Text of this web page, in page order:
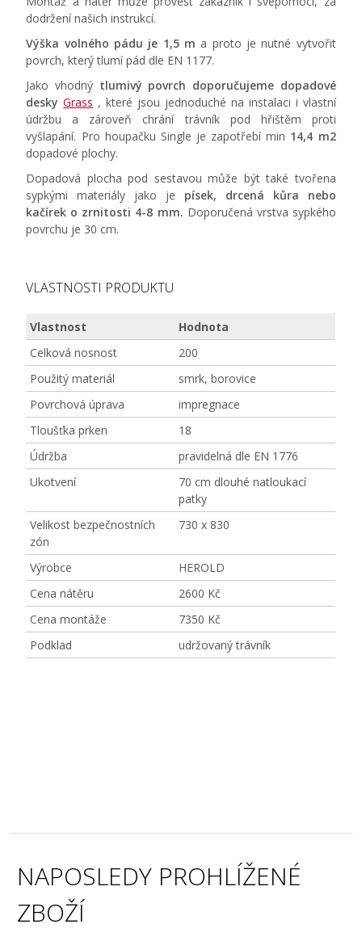
dodržení našich instrukcí.
Výška volného pádu je 1,5 m a proto je nutné vytvořit
povrch, který tlumí pád dle EN 1177.
Jako vhodný tlumivý povrch doporučujeme dopadové
desky Grass , které jsou jednoduché na instalaci i vlastní
údržbu a zároveň chrání trávník pod hřištěm proti
vyšlapání. Pro houpačku Single je zapotřebí min 14,4 m2
dopadové plochy.
Dopadová plocha pod sestavou může být také tvořena
sypkými materiály jako je písek, drcená kůra nebo
kačírek o zrnitosti 4-8 mm. Doporučená vrstva sypkého
povrchu je 30 cm.
VLASTNOSTI PRODUKTU
Vlastnost
Hodnota
Celková nosnost
200
Použitý materiál
smrk, borovice
Povrchová úprava
impregnace
Tloušťka prken
18
Údržba
pravidelná dle EN 1776
Ukotvení
70 cm dlouhé natloukací
patky
Velikost bezpečnostních
zón
730 x 830
Výrobce
HEROLD
Cena nátěru
2600 Kč
Cena montáže
7350 Kč
Podklad
udržovaný trávník
NAPOSLEDY PROHLÍŽENÉ
ZBOŽÍ